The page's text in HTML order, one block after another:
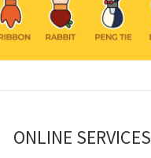
ONLINE SERVICES